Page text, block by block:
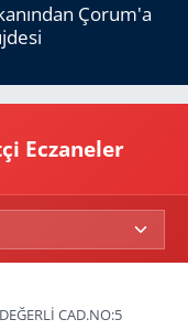
Çorum'a
Eczaneler
CAD.NO:5